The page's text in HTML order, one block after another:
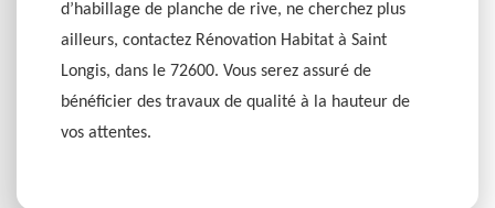
d’habillage de planche de rive, ne cherchez plus
ailleurs, contactez Rénovation Habitat à Saint
Longis, dans le 72600. Vous serez assuré de
bénéficier des travaux de qualité à la hauteur de
vos attentes.